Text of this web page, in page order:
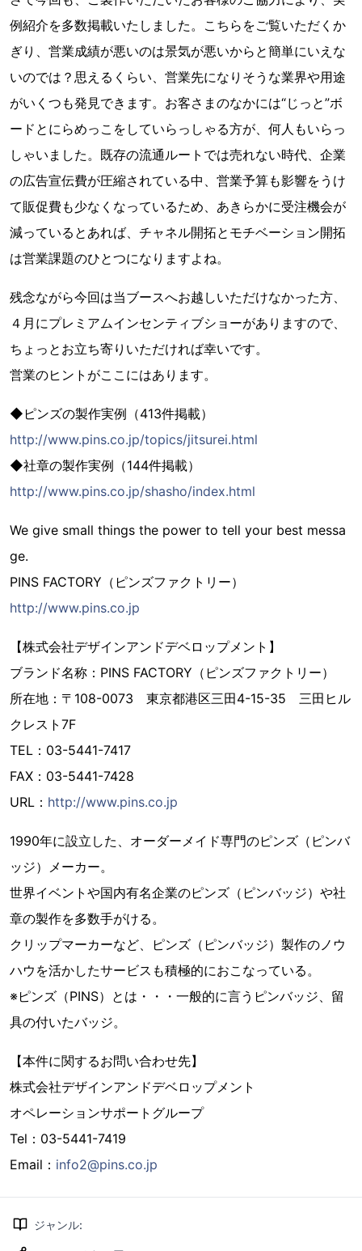
例紹介を多数掲載いたしました。こちらをご覧いただくか
ぎり、営業成績が悪いのは景気が悪いからと簡単にいえな
いのでは？思えるくらい、営業先になりそうな業界や用途
がいくつも発見できます。お客さまのなかには“じっと”ボ
ードとにらめっこをしていらっしゃる方が、何人もいらっ
しゃいました。既存の流通ルートでは売れない時代、企業
の広告宣伝費が圧縮されている中、営業予算も影響をうけ
て販促費も少なくなっているため、あきらかに受注機会が
減っているとあれば、チャネル開拓とモチベーション開拓
は営業課題のひとつになりますよね。
残念ながら今回は当ブースへお越しいただけなかった方、
４月にプレミアムインセンティブショーがありますので、
ちょっとお立ち寄りいただければ幸いです。
営業のヒントがここにはあります。
◆ピンズの製作実例（413件掲載）
http://www.pins.co.jp/topics/jitsurei.html
◆社章の製作実例（144件掲載）
http://www.pins.co.jp/shasho/index.html
We give small things the power to tell your best messa
ge.
PINS FACTORY（ピンズファクトリー）
http://www.pins.co.jp
【株式会社デザインアンドデベロップメント】
ブランド名称：PINS FACTORY（ピンズファクトリー）
所在地：〒108-0073 東京都港区三田4-15-35 三田ヒル
クレスト7F
TEL：03-5441-7417
FAX：03-5441-7428
URL： http://www.pins.co.jp
1990年に設立した、オーダーメイド専門のピンズ（ピンバ
ッジ）メーカー。
世界イベントや国内有名企業のピンズ（ピンバッジ）や社
章の製作を多数手がける。
クリップマーカーなど、ピンズ（ピンバッジ）製作のノウ
ハウを活かしたサービスも積極的におこなっている。
※ピンズ（PINS）とは・・・一般的に言うピンバッジ、留
具の付いたバッジ。
【本件に関するお問い合わせ先】
株式会社デザインアンドデベロップメント
オペレーションサポートグループ
Tel：03-5441-7419
Email： info2@pins.co.jp
ジャンル: